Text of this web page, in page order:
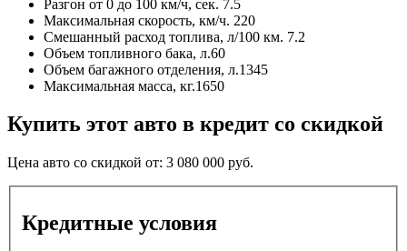
Разгон от 0 до 100 км/ч, сек. 7.5
Максимальная скорость, км/ч. 220
Смешанный расход топлива, л/100 км. 7.2
Объем топливного бака, л.60
Объем багажного отделения, л.1345
Максимальная масса, кг.1650
Купить этот авто в кредит со скидкой
Цена авто со скидкой от: 3 080 000 руб.
Кредитные условия